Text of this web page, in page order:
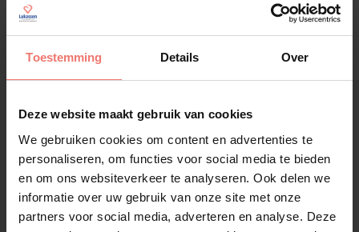
Toestemming Details Over
Deze website maakt gebruik van cookies
We gebruiken cookies om content en advertenties te
personaliseren, om functies voor social media te bieden
en om ons websiteverkeer te analyseren. Ook delen we
informatie over uw gebruik van onze site met onze
partners voor social media, adverteren en analyse. Deze
Voor een vette show van 60 minuten betaal je €
1795,- exclusief btw. Let op: dit is exclusief techniek.
Heb je nog geen techniek geregeld? Geen
probleem, wij kunnen dat er gewoon bij leveren.
en een complete offerte op maat.
Boek DJ Tony Star voor jouw
event
Klaar voor een avond vol energie, beats en